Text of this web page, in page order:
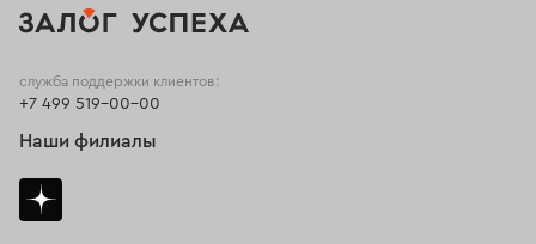
служба поддержки клиентов:
+7 499 519-00-00
Наши филиалы